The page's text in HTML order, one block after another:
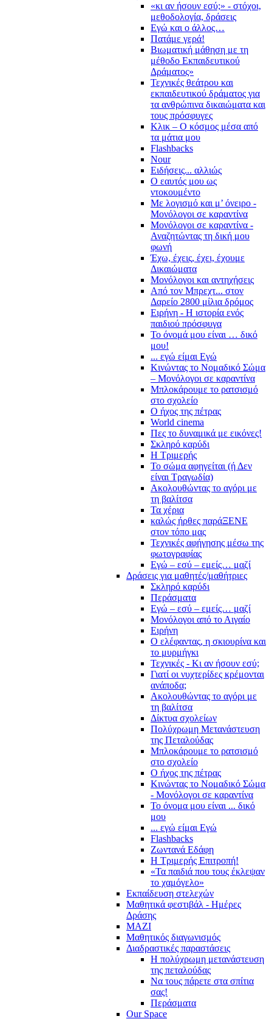
«κι αν ήσουν εσύ;» - στόχοι,
μεθοδολογία, δράσεις
Εγώ και ο άλλος…
Πατάμε γερά!
Βιωματική μάθηση με τη
μέθοδο Εκπαιδευτικού
Δράματος»
Τεχνικές θεάτρου και
εκπαιδευτικού δράματος για
τα ανθρώπινα δικαιώματα και
τους πρόσφυγες
Κλικ – Ο κόσμος μέσα από
τα μάτια μου
Flashbacks
Nour
Ειδήσεις... αλλιώς
Ο εαυτός μου ως
ντοκουμέντο
Με λογισμό και μ’ όνειρο -
Μονόλογοι σε καραντίνα
Μονόλογοι σε καραντίνα -
Αναζητώντας τη δική μου
φωνή
Έχω, έχεις, έχει, έχουμε
Δικαιώματα
Μονόλογοι και αντηχήσεις
Από τον Μπρεχτ... στον
Δαρείο 2800 μίλια δρόμος
Ειρήνη - Η ιστορία ενός
παιδιού πρόσφυγα
Το όνομά μου είναι … δικό
μου!
... εγώ είμαι Εγώ
Κινώντας το Νομαδικό Σώμα
– Μονόλογοι σε καραντίνα
Μπλοκάρουμε το ρατσισμό
στο σχολείο
Ο ήχος της πέτρας
World cinema
Πες το δυναμικά με εικόνες!
Σκληρό καρύδι
Η Τριμερής
Το σώμα αφηγείται (ή Δεν
είναι Τραγωδία)
Ακολουθώντας το αγόρι με
τη βαλίτσα
Τα χέρια
καλώς ήρθες παράΞΕΝΕ
στον τόπο μας
Τεχνικές αφήγησης μέσω της
φωτογραφίας
Εγώ – εσύ – εμείς… μαζί
Δράσεις για μαθητές/μαθήτριες
Σκληρό καρύδι
Περάσματα
Εγώ – εσύ – εμείς… μαζί
Μονόλογοι από το Αιγαίο
Ειρήνη
Ο ελέφαντας, η σκιουρίνα και
το μυρμήγκι
Τεχνικές - Κι αν ήσουν εσύ;
Γιατί οι νυχτερίδες κρέμονται
ανάποδα;
Ακολουθώντας το αγόρι με
τη βαλίτσα
Δίκτυα σχολείων
Πολύχρωμη Μετανάστευση
της Πεταλούδας
Μπλοκάρουμε το ρατσισμό
στο σχολείο
Ο ήχος της πέτρας
Κινώντας το Νομαδικό Σώμα
- Μονόλογοι σε καραντίνα
Το όνομα μου είναι ... δικό
μου
... εγώ είμαι Εγώ
Flashbacks
Ζωντανά Εδάφη
Η Τριμερής Επιτροπή!
«Τα παιδιά που τους έκλεψαν
το χαμόγελο»
Εκπαίδευση στελεχών
Μαθητικά φεστιβάλ - Ημέρες
Δράσης
ΜΑΖΙ
Μαθητικός διαγωνισμός
Διαδραστικές παραστάσεις
Η πολύχρωμη μετανάστευση
της πεταλούδας
Να τους πάρετε στα σπίτια
σας!
Περάσματα
Our Space